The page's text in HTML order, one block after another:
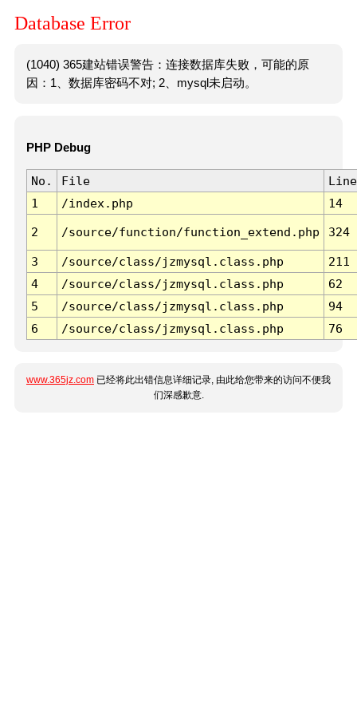
Database Error
(1040) 365建站错误警告：连接数据库失败，可能的原
因：1、数据库密码不对; 2、mysql未启动。
PHP Debug
No. File
Line
1
/index.php 14
2 /source/function/function_extend.php 324
3 /source/class/jzmysql.class.php
211
4
/source/class/jzmysql.class.php
62
5
/source/class/jzmysql.class.php
94
6
/source/class/jzmysql.class.php 76
www.365jz.com 已经将此出错信息详细记录, 由此给您带来的访问不便我
们深感歉意.